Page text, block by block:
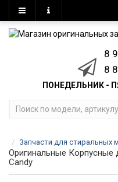
8
8
ПОНЕДЕЛЬНИК -
Запчасти для стиральных
Оригинальные Корпусные
Candy